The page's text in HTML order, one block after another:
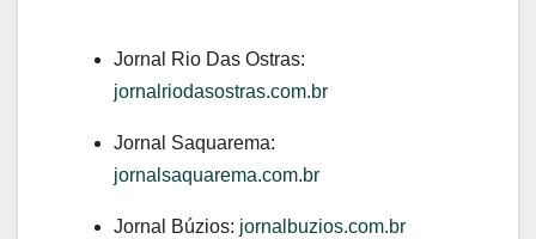
Jornal Rio Das Ostras:
jornalriodasostras.com.br
Jornal Saquarema:
jornalsaquarema.com.br
Jornal Búzios: jornalbuzios.com.br